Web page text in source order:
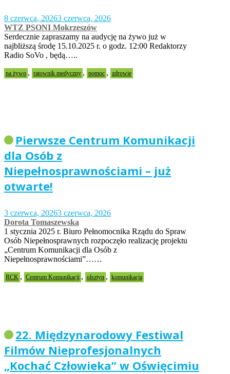
8 czerwca, 20263 czerwca, 2026
WTZ PSONI Mokrzeszów
Serdecznie zapraszamy na audycję na żywo już w
najbliższą środę 15.10.2025 r. o godz. 12:00 Redaktorzy
Radio SoVo , będą…..
na żywo , ratownik medyczny , pomoc , zdrowie
Pierwsze Centrum Komunikacji
dla Osób z
Niepełnosprawnościami – już
otwarte!
3 czerwca, 20263 czerwca, 2026
Dorota Tomaszewska
1 stycznia 2025 r. Biuro Pełnomocnika Rządu do Spraw
Osób Niepełnosprawnych rozpoczęło realizację projektu
„Centrum Komunikacji dla Osób z
Niepełnosprawnościami”……
RCK , Centrum Komunikacji , olsztyn , komunikacja
22. Międzynarodowy Festiwal
Filmów Nieprofesjonalnych
„Kochać Człowieka” w Oświęcimiu